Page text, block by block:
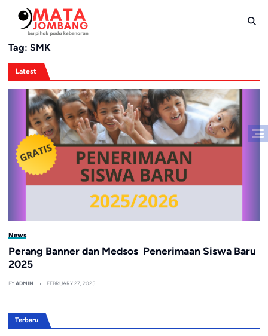
content
Tag: SMK
Latest
News
Perang Banner dan Medsos Penerimaan Siswa Baru
2025
BYADMIN FEBRUARY 27, 2025
Terbaru